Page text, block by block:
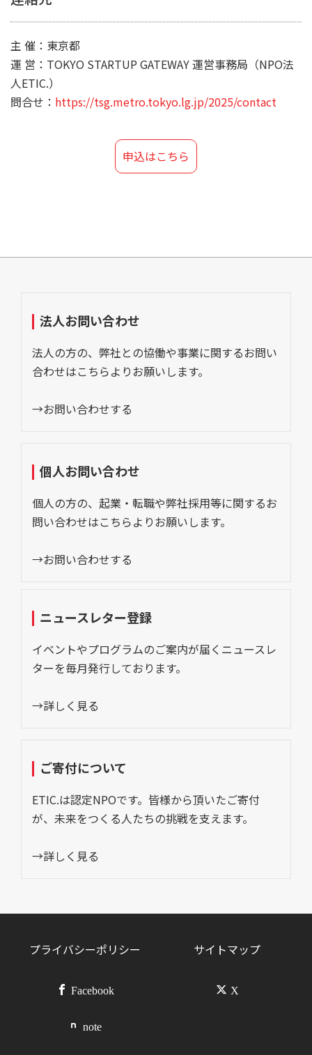
主 催：東京都
運 営：TOKYO STARTUP GATEWAY 運営事務局（NPO法
人ETIC.）
問合せ： https://tsg.metro.tokyo.lg.jp/2025/contact
申込はこちら
法人お問い合わせ
法人の方の、弊社との協働や事業に関するお問い
合わせはこちらよりお願いします。
→お問い合わせする
個人お問い合わせ
個人の方の、起業・転職や弊社採用等に関するお
問い合わせはこちらよりお願いします。
→お問い合わせする
ニュースレター登録
イベントやプログラムのご案内が届くニュースレ
ターを毎月発行しております。
→詳しく見る
ご寄付について
ETIC.は認定NPOです。皆様から頂いたご寄付
が、未来をつくる人たちの挑戦を支えます。
→詳しく見る
プライバシーポリシー サイトマップ
Facebook X
note